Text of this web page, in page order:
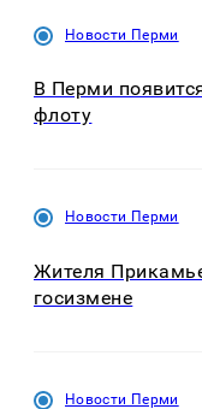
Новости Перми
В Перми
флоту
Новости Перми
Жителя
госизмене
Новости Перми